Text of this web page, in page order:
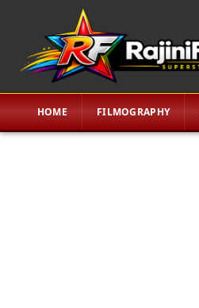
HOME FILMOGRAPHY